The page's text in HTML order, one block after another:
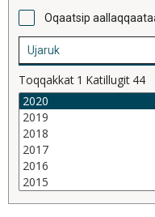
Oqaatsip
Toqqakkat 1 Katillugit 44